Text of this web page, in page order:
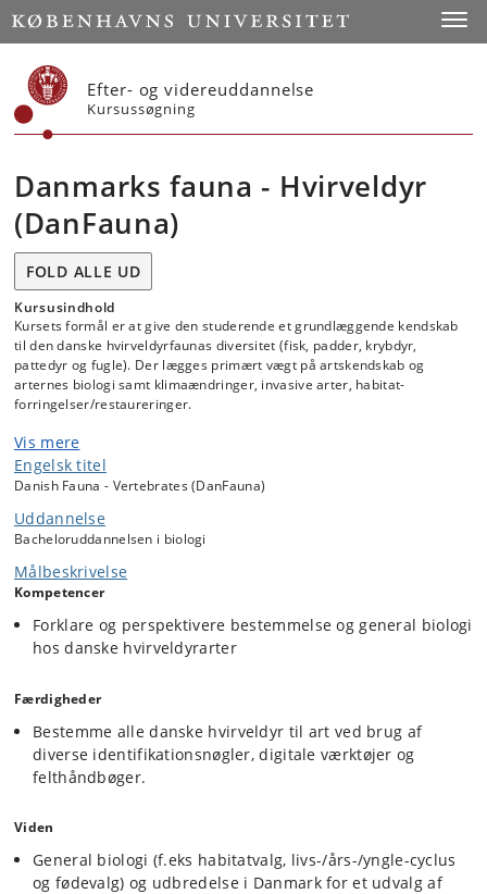
Start
Efter- og videreuddannelse
Kursussøgning
Danmarks fauna - Hvirveldyr
(DanFauna)
FOLD ALLE UD
Kursusindhold
Kursets formål er at give den studerende et grundlæggende kendskab
til den danske hvirveldyrfaunas diversitet (fisk, padder, krybdyr,
pattedyr og fugle). Der lægges primært vægt på artskendskab og
arternes biologi samt klimaændringer, invasive arter, habitat-
forringelser/restaureringer.
På kurset får den studerende et indblik i den danske hvirveldyrfaunas
diversitet. Den studerende vil tilegne sig viden om den danske
dyreverdens forhistorie, et stort udvalg af danske hvirveldyrs biologi,
metoder), faunastrukturen for den pågældende dyregruppe, samt
kunne identificere dem (gennem introduktion i brugen af
identifikationsnøgler til dyregrupperne). Ifm med sidstnævnte vil nye
digitale portaler blive gennemgået. En række temaforelæsninger vil
uddybe emner på tværs af dyregrupperne (Eksempler: overvintring,
SNMs videnskablige samlinger og Citizen Science, DNA i
hvirveldyrforskning, invasive arter, mærkning af hvirveldyr m. m. ).
Vis mere
Engelsk titel
Danish Fauna - Vertebrates (DanFauna)
Uddannelse
Bacheloruddannelsen i biologi
Målbeskrivelse
Kompetencer
Forklare og perspektivere bestemmelse og general biologi
hos danske hvirveldyrarter
Færdigheder
Bestemme alle danske hvirveldyr til art ved brug af
diverse identifikationsnøgler, digitale værktøjer og
felthåndbøger.
Viden
General biologi (f.eks habitatvalg, livs-/års-/yngle-cyclus
og fødevalg) og udbredelse i Danmark for et udvalg af